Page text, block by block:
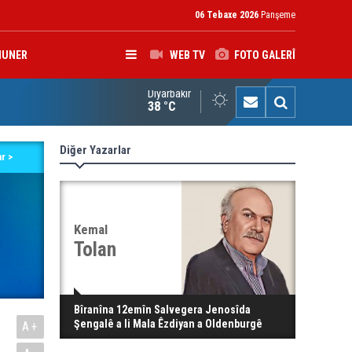
06 Tebaxe 2026 Panşeme
WEB TV FOTO GALERÎ
Gotinên Parêzgarê Kerkûkê yên li ser Madeya 140î hewldana
Diyarbakır
38 °C
>
A+
Diğer Yazarlar
Kemal
Tolan
Bîranîna 12emîn Salvegera Jenosîda
Şengalê a li Mala Êzdiyan a Oldenburgê